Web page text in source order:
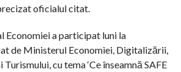
oficialul citat.
Economiei a participat luni la
de Ministerul Economiei, Digitalizării,
cu tema ‘Ce înseamnă SAFE